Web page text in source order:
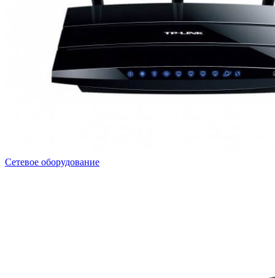
Сетевое оборудование